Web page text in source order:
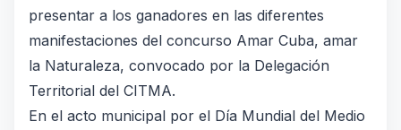
presentar a los ganadores en las diferentes
manifestaciones del concurso Amar Cuba, amar
la Naturaleza, convocado por la Delegación
Territorial del CITMA.
En el acto municipal por el Día Mundial del Medio